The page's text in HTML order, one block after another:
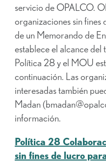
servicio de OPALCO.
organizaciones sin fines
de un Memorando de
establece el alcance del
Política 28 y el MOU
continuación. Las
interesadas también
Madan
información.
Política 28
sin fines de lucro